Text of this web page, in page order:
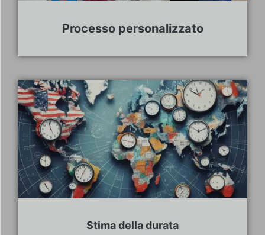
Processo personalizzato
Stima della durata